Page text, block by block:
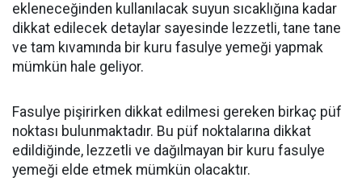
ekleneceğinden kullanılacak suyun sıcaklığına kadar
dikkat edilecek detaylar sayesinde lezzetli, tane tane
ve tam kıvamında bir kuru fasulye yemeği yapmak
mümkün hale geliyor.
Fasulye pişirirken dikkat edilmesi gereken birkaç püf
noktası bulunmaktadır. Bu püf noktalarına dikkat
edildiğinde, lezzetli ve dağılmayan bir kuru fasulye
yemeği elde etmek mümkün olacaktır.